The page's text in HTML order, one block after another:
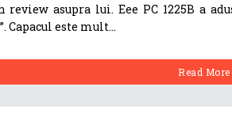
asupra lui. Eee PC 1225B a
Capacul este mult
Read More